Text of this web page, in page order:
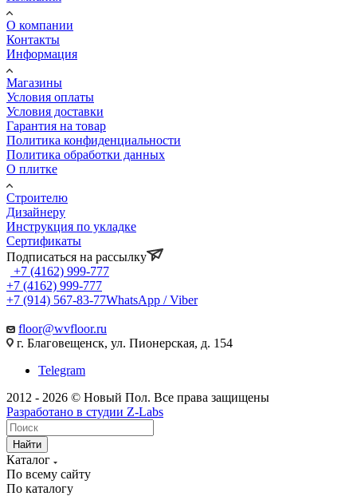
О компании
Контакты
Информация
Магазины
Условия оплаты
Условия доставки
Гарантия на товар
Политика конфиденциальности
Политика обработки данных
О плитке
Строителю
Дизайнеру
Инструкция по укладке
Сертификаты
Подписаться на рассылку
+7 (4162) 999-777
+7 (4162) 999-777
+7 (914) 567-83-77WhatsApp / Viber
floor@wvfloor.ru
г. Благовещенск, ул. Пионерская, д. 154
Telegram
2012 - 2026 © Новый Пол. Все права защищены
Разработано в студии Z-Labs
Найти
Каталог
По всему сайту
По каталогу